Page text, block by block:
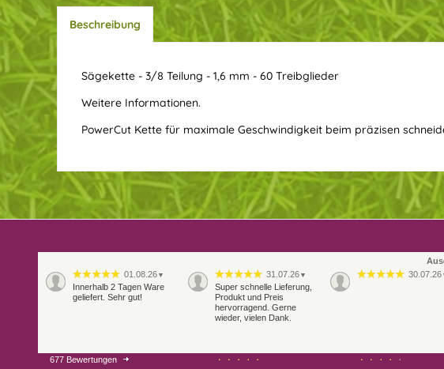
Beschreibung
Sägekette - 3/8 Teilung - 1,6 mm - 60 Treibglieder
Weitere Informationen.
PowerCut Kette für maximale Geschwindigkeit beim präzisen
01.08.26 ▼
Innerhalb 2 Tagen Ware
geliefert. Sehr gut!
31.07.26 ▼
Super schnelle Lieferung,
Produkt und Preis
hervorragend. Gerne
wieder, vielen Dank.
30.07.26
27.07.26
677 Bewertungen